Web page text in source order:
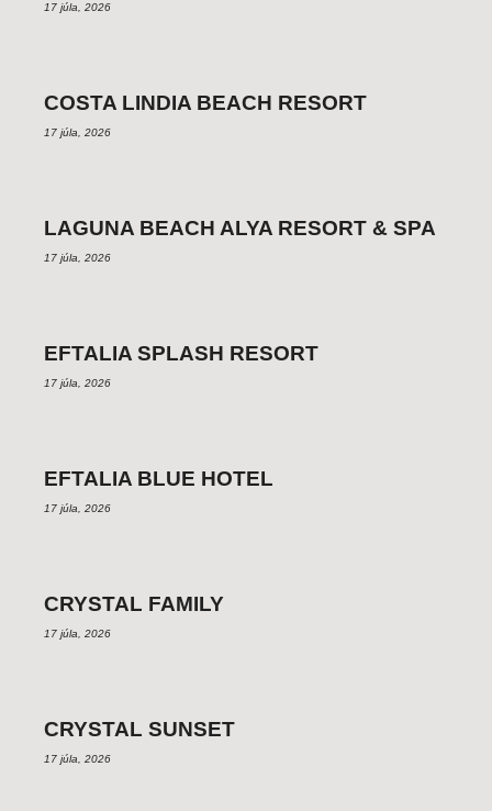
17 júla, 2026
COSTA LINDIA BEACH RESORT
17 júla, 2026
LAGUNA BEACH ALYA RESORT & SPA
17 júla, 2026
EFTALIA SPLASH RESORT
17 júla, 2026
EFTALIA BLUE HOTEL
17 júla, 2026
CRYSTAL FAMILY
17 júla, 2026
CRYSTAL SUNSET
17 júla, 2026